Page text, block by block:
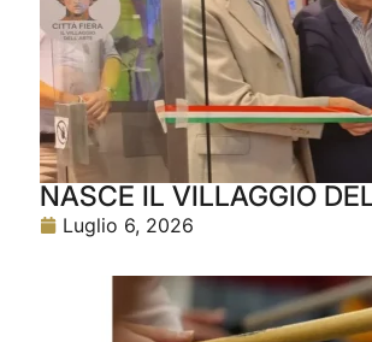
NASCE IL VILLAGGIO
Luglio 6, 2026